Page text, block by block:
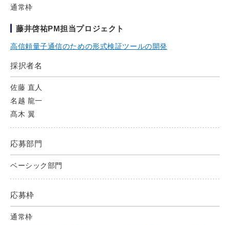
通常枠
藤井啓祐PM担当プロジェクト
高信頼量子通信のための形式検証ツールの開発
採択者名
佐藤 直人
名越 龍一
髙木 翼
応募部門
ベーシック部門
応募枠
通常枠